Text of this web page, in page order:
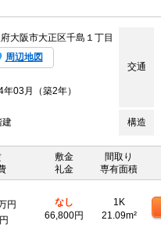
大阪市大正区千島１丁目
周辺地図
交通
年03月（築2年）
建 構造
敷金
礼金
間取り
専有面積
円
なし
66,800円
1K
21.09m²